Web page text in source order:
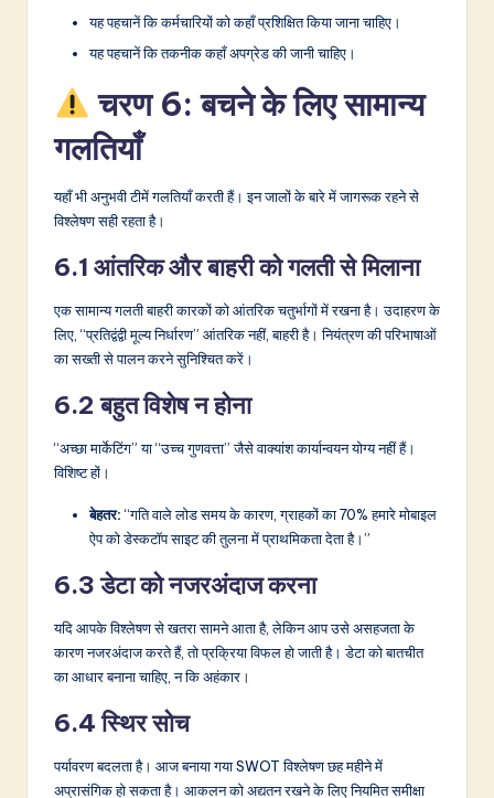
यह पहचानें कि कर्मचारियों को कहाँ प्रशिक्षित किया जाना चाहिए।
यह पहचानें कि तकनीक कहाँ अपग्रेड की जानी चाहिए।
चरण 6: बचने के लिए सामान्य
गलतियाँ
यहाँ भी अनुभवी टीमें गलतियाँ करती हैं। इन जालों के बारे में जागरूक रहने से
विश्लेषण सही रहता है।
6.1 आंतरिक और बाहरी को गलती से मिलाना
एक सामान्य गलती बाहरी कारकों को आंतरिक चतुर्भागों में रखना है। उदाहरण के
लिए, “प्रतिद्वंद्वी मूल्य निर्धारण” आंतरिक नहीं, बाहरी है। नियंत्रण की परिभाषाओं
का सख्ती से पालन करने सुनिश्चित करें।
6.2 बहुत विशेष न होना
“अच्छा मार्केटिंग” या “उच्च गुणवत्ता” जैसे वाक्यांश कार्यान्वयन योग्य नहीं हैं।
विशिष्ट हों।
बेहतर:“गति वाले लोड समय के कारण, ग्राहकों का 70% हमारे मोबाइल
ऐप को डेस्कटॉप साइट की तुलना में प्राथमिकता देता है।”
6.3 डेटा को नजरअंदाज करना
यदि आपके विश्लेषण से खतरा सामने आता है, लेकिन आप उसे असहजता के
कारण नजरअंदाज करते हैं, तो प्रक्रिया विफल हो जाती है। डेटा को बातचीत
का आधार बनाना चाहिए, न कि अहंकार।
6.4 स्थिर सोच
पर्यावरण बदलता है। आज बनाया गया SWOT विश्लेषण छह महीने में
अप्रासंगिक हो सकता है। आकलन को अद्यतन रखने के लिए नियमित समीक्षा